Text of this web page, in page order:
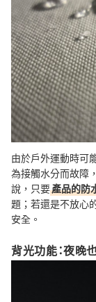
由於戶外運動時可
為接觸水分而故障
說，只要產品的防
題；若還是不放心
安全。
背光功能：夜晚